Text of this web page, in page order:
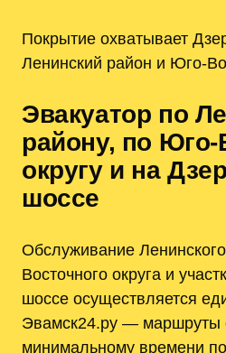
Покрытие охватывает
Ленинский район и Юго-
Эвакуатор по
району, по
округу и на
шоссе
Обслуживание
Восточного округа и
шоссе осуществляется
Эвамск24.ру — маршруты
минимальному времени